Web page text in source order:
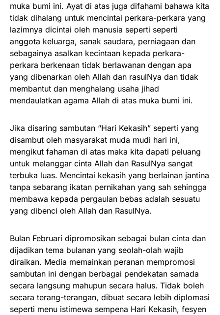
muka bumi ini. Ayat di atas juga difahami bahawa kita
tidak dihalang untuk mencintai perkara-perkara yang
lazimnya dicintai oleh manusia seperti seperti
anggota keluarga, sanak saudara, perniagaan dan
sebagainya asalkan kecintaan kepada perkara-
perkara berkenaan tidak berlawanan dengan apa
yang dibenarkan oleh Allah dan rasulNya dan tidak
membantut dan menghalang usaha jihad
mendaulatkan agama Allah di atas muka bumi ini.
Jika disaring sambutan “Hari Kekasih” seperti yang
disambut oleh masyarakat muda mudi hari ini,
mengikut fahaman di atas maka kita dapati peluang
untuk melanggar cinta Allah dan RasulNya sangat
terbuka luas. Mencintai kekasih yang berlainan jantina
tanpa sebarang ikatan pernikahan yang sah sehingga
membawa kepada pergaulan bebas adalah sesuatu
yang dibenci oleh Allah dan RasulNya.
Bulan Februari dipromosikan sebagai bulan cinta dan
dijadikan tema bulanan yang seolah-olah wajib
diraikan. Media memainkan peranan mempromosi
sambutan ini dengan berbagai pendekatan samada
secara langsung mahupun secara halus. Tidak boleh
secara terang-terangan, dibuat secara lebih diplomasi
seperti menu istimewa sempena Hari Kekasih, fesyen